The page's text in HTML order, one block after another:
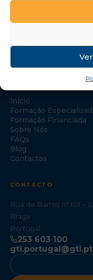
Início
Formação
Formação Financiada
Sobre Nós
FAQs
Blog
Contactos
CONTACTO
Rua de Barros nº 101 –
Braga
Portugal
253 603 100
gti.portugal@gti.pt